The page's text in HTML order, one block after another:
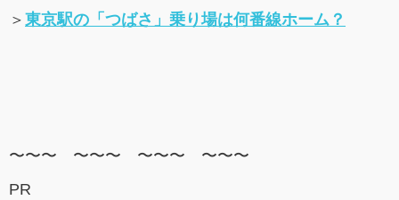
＞ 東京駅の「つばさ」乗り場は何番線ホーム？
〜〜〜 〜〜〜 〜〜〜 〜〜〜
PR